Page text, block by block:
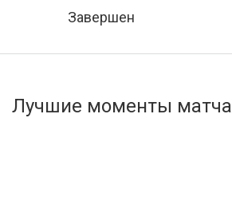
Активировать промокод
Завершен
Лучшие моменты матча